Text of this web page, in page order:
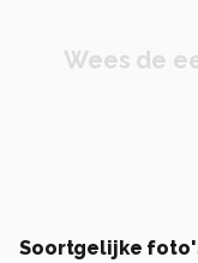
Wees de
Soortgelijke